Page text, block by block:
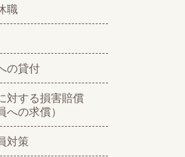
職
の貸付
対する損害賠償
への求償）
対策